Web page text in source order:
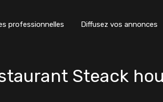
professionnelles Diffusez vos annonces
Steack